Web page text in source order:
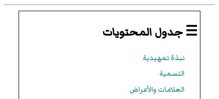
☰ جدول المحتويات
نبذة تمهيدية
التسمية
العلامات والأعراض